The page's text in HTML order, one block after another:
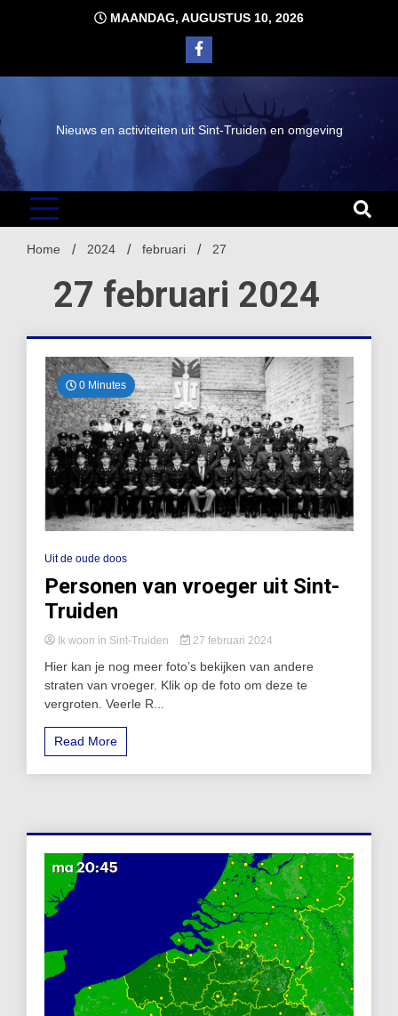
MAANDAG, AUGUSTUS 10, 2026
Nieuws en activiteiten uit Sint-Truiden en omgeving
Home 2024 februari 27
27 februari 2024
0 Minutes
Uit de oude doos
Personen van vroeger uit Sint-
Truiden
Ik woon in Sint-Truiden 27 februari 2024
Hier kan je nog meer foto’s bekijken van andere
straten van vroeger. Klik op de foto om deze te
vergroten. Veerle R...
Read More